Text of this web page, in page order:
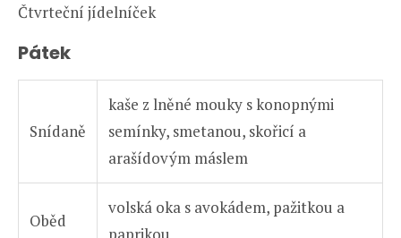
Čtvrteční jídelníček
Pátek
Snídaně
kaše z lněné mouky s konopnými
semínky, smetanou, skořicí a
arašídovým máslem
Oběd
volská oka s avokádem, pažitkou a